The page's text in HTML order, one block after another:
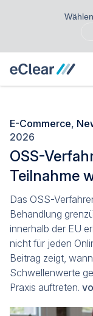
E-Commerce,
2026
OSS-
Teilnahme
Das OSS-
Behandlung
innerhalb der EU
nicht für jeden
Beitrag zeigt,
Schwellenwerte
Praxis auftreten.